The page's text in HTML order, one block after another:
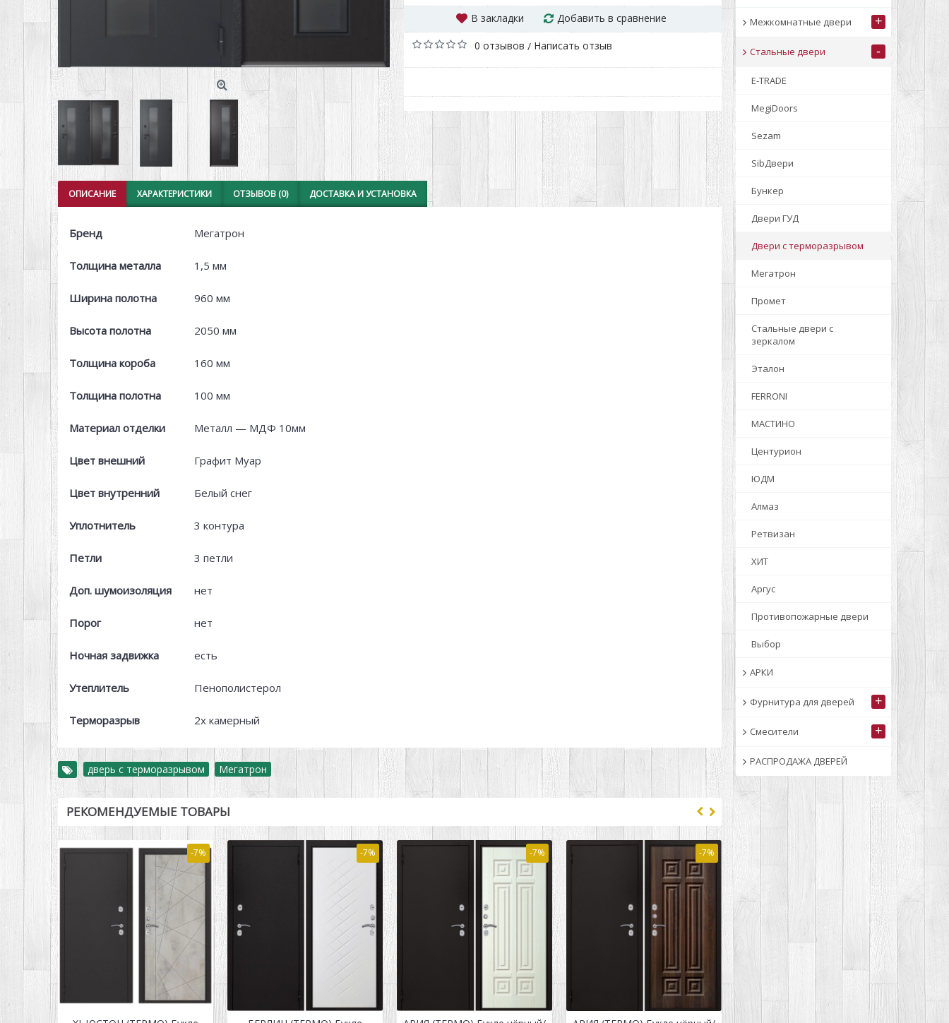
Межкомнатные двери +
Стальные двери -
E-TRADE
MegiDoors
Sezam
SibДвери
Бункер
Двери ГУД
Двери с терморазрывом
Мегатрон
Промет
Стальные двери с
зеркалом
Эталон
FERRONI
МАСТИНО
Центурион
ЮДМ
Алмаз
Ретвизан
ХИТ
Аргус
Противопожарные двери
Выбор
АРКИ
Фурнитура для дверей +
Смесители +
РАСПРОДАЖА ДВЕРЕЙ
В закладки Добавить в сравнение
0 отзывов / Написать отзыв
ОПИСАНИЕ ХАРАКТЕРИСТИКИ ОТЗЫВОВ (0) ДОСТАВКА И УСТАНОВКА
Бренд Мегатрон
Толщина металла 1,5 мм
Ширина полотна 960 мм
Высота полотна 2050 мм
Толщина короба 160 мм
Толщина полотна 100 мм
Материал отделки Металл — МДФ 10мм
Цвет внешний Графит Муар
Цвет внутренний Белый снег
Уплотнитель 3 контура
Петли 3 петли
Доп. шумоизоляция нет
Порог нет
Ночная задвижка есть
Утеплитель Пенополистерол
Терморазрыв 2х камерный
дверь с терморазрывом , Мегатрон
РЕКОМЕНДУЕМЫЕ ТОВАРЫ
-7% -7% -7% -7% -7%